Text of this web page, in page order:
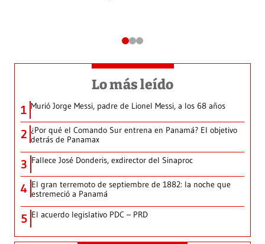
Lo más leído
1 Murió Jorge Messi, padre de Lionel Messi, a los 68 años
2 ¿Por qué el Comando Sur entrena en Panamá? El objetivo
detrás de Panamax
3 Fallece José Donderis, exdirector del Sinaproc
4 El gran terremoto de septiembre de 1882: la noche que
estremeció a Panamá
5 El acuerdo legislativo PDC – PRD